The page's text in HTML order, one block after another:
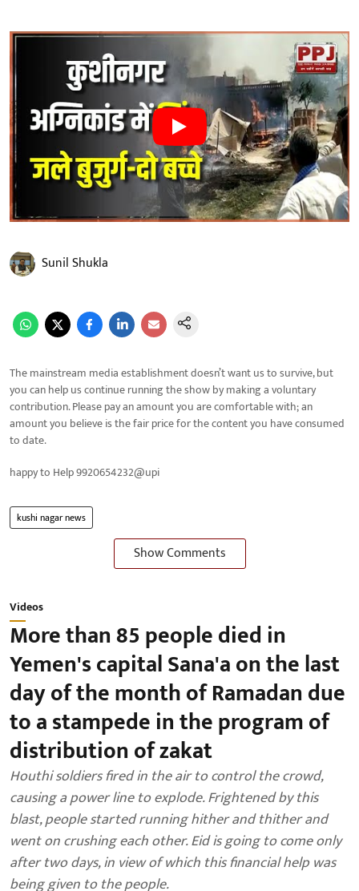
Sunil Shukla
The mainstream media establishment doesn’t want us to survive, but
you can help us continue running the show by making a voluntary
contribution. Please pay an amount you are comfortable with; an
amount you believe is the fair price for the content you have consumed
to date.
happy to Help 9920654232@upi
kushi nagar news
Show Comments
Videos
More than 85 people died in
Yemen's capital Sana'a on the last
day of the month of Ramadan due
to a stampede in the program of
distribution of zakat
Houthi soldiers fired in the air to control the crowd,
causing a power line to explode. Frightened by this
blast, people started running hither and thither and
went on crushing each other. Eid is going to come only
after two days, in view of which this financial help was
being given to the people.